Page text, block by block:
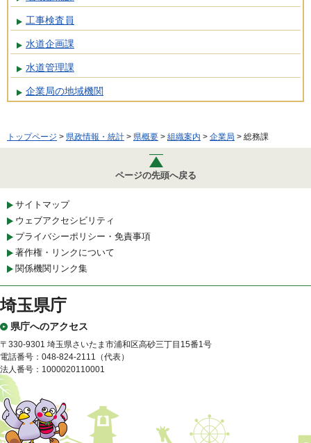
工事検査員
水道企画課
水道管理課
企業局の地域機関
トップページ > 県政情報・統計 > 県概要 > 組織案内 > 企業局 > 総務課
ページの先頭へ戻る
サイトマップ
ウェブアクセシビリティ
プライバシーポリシー・免責事項
著作権・リンクについて
関係機関リンク集
埼玉県庁
県庁へのアクセス
〒330-9301 埼玉県さいたま市浦和区高砂三丁目15番1号
電話番号：048-824-2111（代表）
法人番号：1000020110001